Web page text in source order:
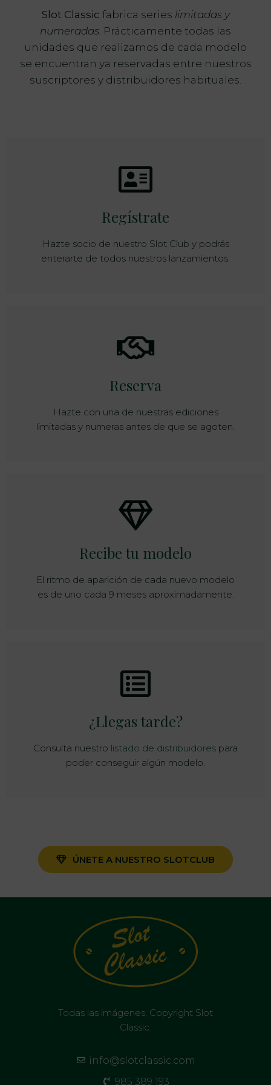
Slot Classic fabrica series limitadas y
numeradas. Prácticamente todas las
unidades que realizamos de cada modelo
se encuentran ya reservadas entre nuestros
suscriptores y distribuidores habituales.
Regístrate
Hazte socio de nuestro Slot Club y podrás
enterarte de todos nuestros lanzamientos.
Reserva
Hazte con una de nuestras ediciones
limitadas y numeras antes de que se agoten.
Recibe tu modelo
El ritmo de aparición de cada nuevo modelo
es de uno cada 9 meses aproximadamente.
¿Llegas tarde?
Consulta nuestro listado de distribuidores para
poder conseguir algún modelo.
ÚNETE A NUESTRO SLOTCLUB
Todas las imágenes, Copyright Slot
Classic.
info@slotclassic.com
985 389 193